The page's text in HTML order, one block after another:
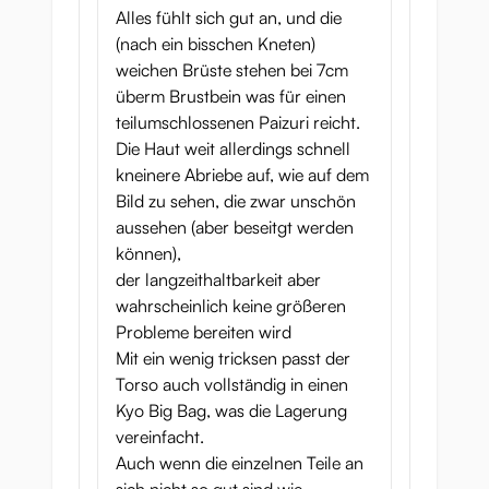
stimulering. Vilken ska du testa först?
Var noga med att använda ett
högkvalitativtvattenbaserat glidmedel
kanske till och med
sexleksaksvärmareför bästa upplevelse.
Nezukos fitta
Nezukos fitta har enganska realistisk
design, inklusive blygdläppar såväl som
klitoris. När du trycker dig förbi Nezukos
blygdläppar känner du den täta tunneln
ivrigt lindad runt din kuk. Efter den
entrénfinns det ett lite bredare område,
och kombinationen av dessa två funktioner
säkerställer att glidmedel appliceras på nytt
med varje stöt utan att läcka ut och ställa till
med en röra.
Alles fühlt sich gut an, und die
(nach ein bisschen Kneten)
weichen Brüste stehen bei 7cm
überm Brustbein was für einen
teilumschlossenen Paizuri reicht.
Die Haut weit allerdings schnell
kneinere Abriebe auf, wie auf dem
Bild zu sehen, die zwar unschön
aussehen (aber beseitgt werden
können),
der langzeithaltbarkeit aber
wahrscheinlich keine größeren
Probleme bereiten wird
Mit ein wenig tricksen passt der
Torso auch vollständig in einen
Kyo Big Bag, was die Lagerung
vereinfacht.
Auch wenn die einzelnen Teile an